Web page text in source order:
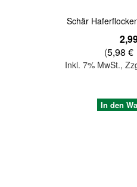
Schär
(5,98 €
Inkl. 7% MwSt.,
In den